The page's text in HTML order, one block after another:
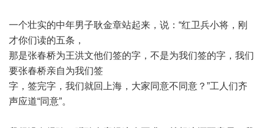
一个壮实的中年男子耿金章站起来，说： “红卫兵小将，刚
才你们读的五条，
那是张春桥为王洪文他们签的字，不是为我们签的字，我们
要张春桥亲自为我们签
字，签完字，我们就回上海，大家同意不同意？ ”工人们齐
声应道“同意”。